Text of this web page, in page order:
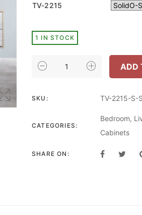
฿
TV-2215
1 IN STOCK
INHOME
วาง
ขนาด
SOFT-
ADD
SKU: TV-2215-S-
CATEGORIES:
Bedroom,
Cabinets
SHARE ON: